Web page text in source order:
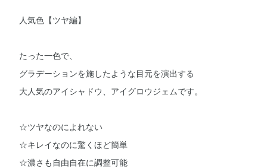
人気色【ツヤ編】
たった一色で、
グラデーションを施したような目元を演出する
大人気のアイシャドウ、アイグロウジェムです。
☆ツヤなのによれない
☆キレイなのに驚くほど簡単
☆濃さも自由自在に調整可能